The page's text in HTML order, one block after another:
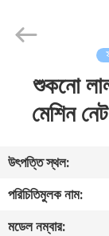
আমাদের
সম্পর্কে
শুকনো
মেশিন
উৎপত্তি স্থল:
পরিচিতিমুলক নাম:
মডেল নম্বার: